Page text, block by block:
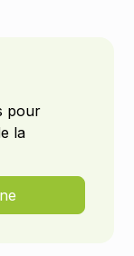
pour
la